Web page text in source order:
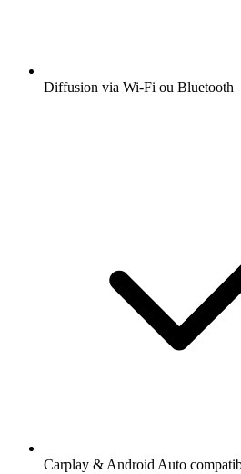
Diffusion via Wi-Fi ou Bluetooth
Carplay & Android Auto